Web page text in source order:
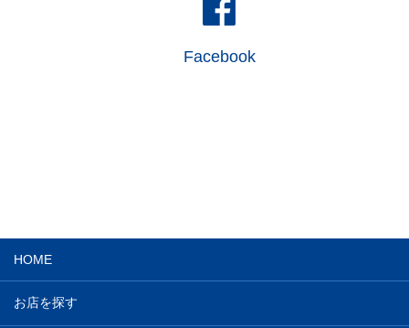
Facebook
HOME
お店を探す